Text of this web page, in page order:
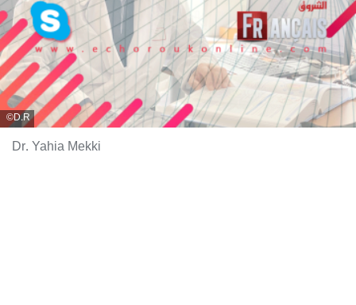
D.R
Dr. Yahia Mekki